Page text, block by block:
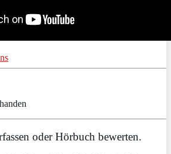
oder Hörbuch bewerten.